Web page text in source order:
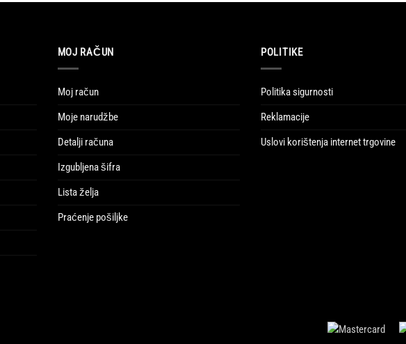
MOJ RAČUN
Moj račun
Moje narudžbe
Detalji računa
Izgubljena šifra
Lista želja
Praćenje pošiljke
POLITIKE
Politika sigurnosti
Reklamacije
Uslovi korištenja internet trgovine